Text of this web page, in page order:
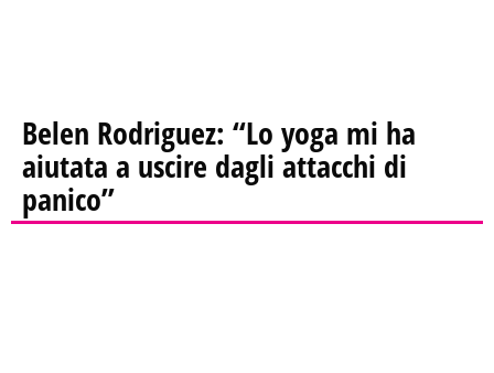
Belen Rodriguez: “Lo yoga mi ha
aiutata a uscire dagli attacchi di
panico”